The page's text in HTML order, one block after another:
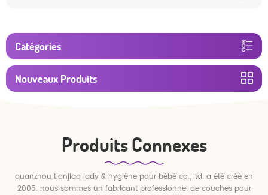
Catégories
Nouveaux Produits
Produits Connexes
quanzhou tianjiao lady & hygiène pour bébé co., ltd. a été créé en
2005. nous sommes un fabricant professionnel de couches pour